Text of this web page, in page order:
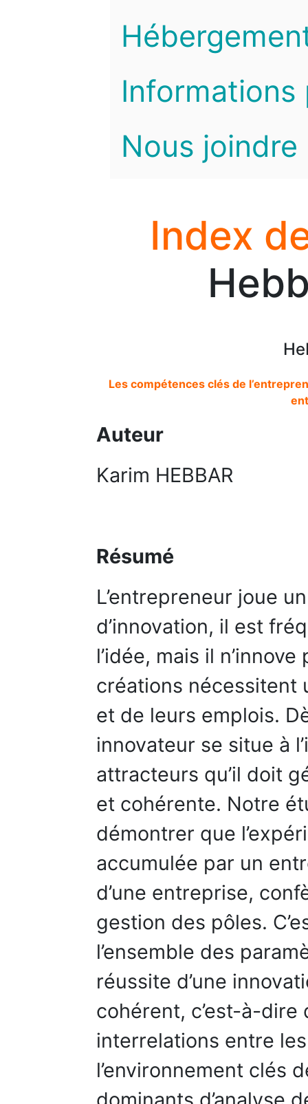
Informations
Nous joindre
Index
Les compétences clés de
Auteur
Karim HEBBAR
Résumé
L’entrepreneur joue
d’innovation, il est
l’idée, mais il
créations nécessitent
et de leurs emplois.
innovateur se situe à
attracteurs qu’il doit
et cohérente. Notre
démontrer que
accumulée par un
d’une entreprise,
gestion des pôles.
l’ensemble des
réussite d’une
cohérent, c’est-à-dire
interrelations entre
l’environnement clés